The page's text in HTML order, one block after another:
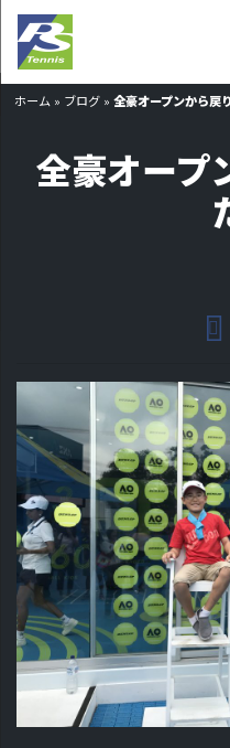
ホーム » ブログ »全豪オープンから戻
全豪オープ